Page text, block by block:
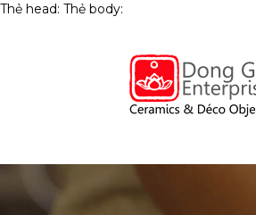
Thẻ head: Thẻ body: